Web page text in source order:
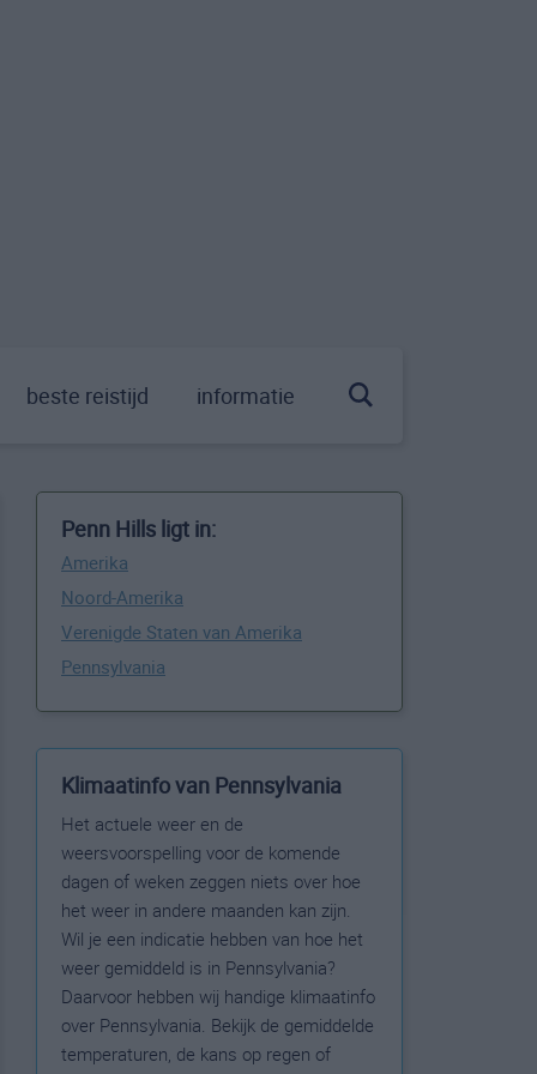
beste reistijd informatie
Penn Hills ligt in:
Amerika
Noord-Amerika
Verenigde Staten van Amerika
Pennsylvania
Klimaatinfo van Pennsylvania
Het actuele weer en de
weersvoorspelling voor de komende
dagen of weken zeggen niets over hoe
het weer in andere maanden kan zijn.
Wil je een indicatie hebben van hoe het
weer gemiddeld is in Pennsylvania?
Daarvoor hebben wij handige klimaatinfo
over Pennsylvania. Bekijk de gemiddelde
temperaturen, de kans op regen of